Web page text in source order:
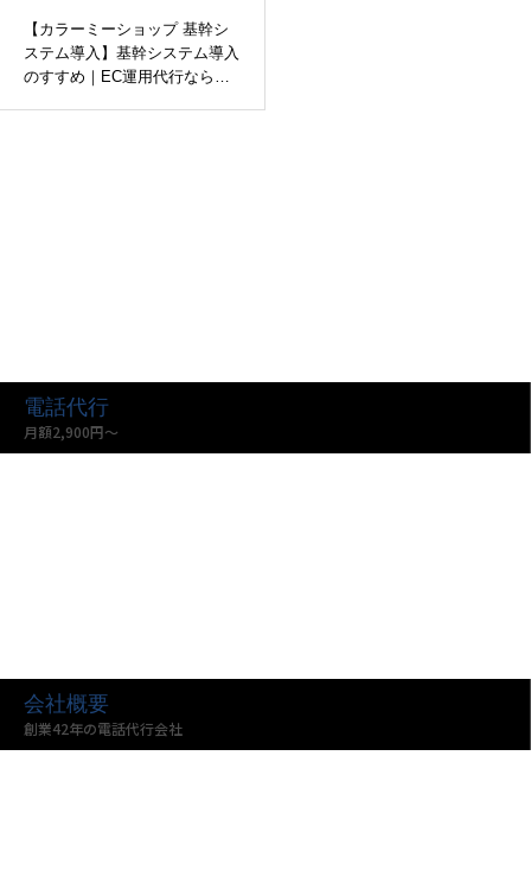
【カラーミーショップ 基幹シ
ステム導入】基幹システム導入
のすすめ｜EC運用代行なら株
電話代行
月額2,900円〜
会社概要
創業42年の電話代行会社